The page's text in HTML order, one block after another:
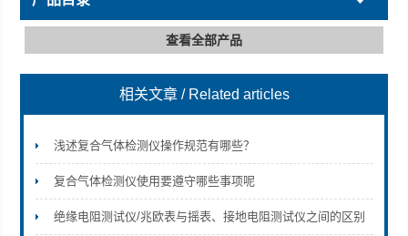
深圳市深博瑞仪器仪表有限公司
查看全部产品
相关文章 / Related articles
浅述复合气体检测仪操作规范有哪些？
复合气体检测仪使用要遵守哪些事项呢
绝缘电阻测试仪/兆欧表与摇表、接地电阻测试仪之间的区别